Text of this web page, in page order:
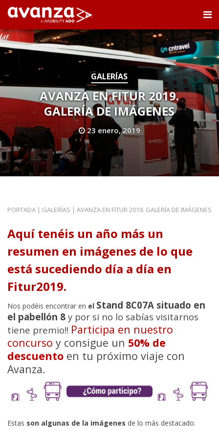
GALERÍAS
AVANZA EN FITUR 2019.
GALERÍA DE IMÁGENES
23 enero, 2019
PORTADA | GALERÍAS | AVANZA EN FITUR 2019. GALERÍA DE IMÁGENES
Aquí tenéis un año más un
resumen en imágenes de lo que
está sucediendo día a día en
Fitur2019.
Nos podéis encontrar en el Stand 8C07A situado en
el pabellón 8 y por si no lo sabías visitarnos
tiene premio!! Participa en nuestro
concurso y consigue un 50% de
descuento en tu próximo viaje con
Avanza.
Estas son algunas de la imágenes de lo más destacado.